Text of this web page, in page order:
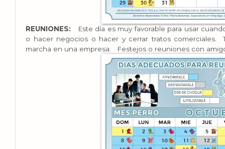
REUNIONES:
Este día es muy favorable para usar
o hacer negocios o hacer y cerrar tratos comerciales.
marcha en una empresa. Festejos o reuniones con